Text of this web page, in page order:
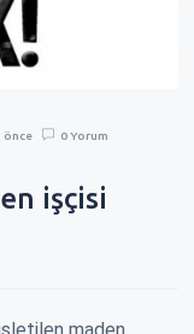
önce 0 Yorum
işçisi